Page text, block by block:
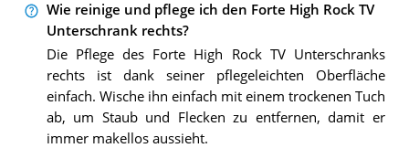
Wie reinige und pflege ich den Forte High Rock TV
Unterschrank rechts?
Die Pflege des Forte High Rock TV Unterschranks
rechts ist dank seiner pflegeleichten Oberfläche
einfach. Wische ihn einfach mit einem trockenen Tuch
ab, um Staub und Flecken zu entfernen, damit er
immer makellos aussieht.